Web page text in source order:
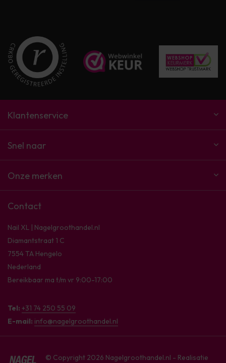
Klantenservice
Snel naar
Onze merken
Contact
Nail XL | Nagelgroothandel.nl
Diamantstraat 1 C
7554 TA Hengelo
Nederland
Bereikbaar ma t/m vr 9:00-17:00
Tel: +31 74 250 55 09
E-mail: info@nagelgroothandel.nl
© Copyright 2026 Nagelgroothandel.nl - Realisatie